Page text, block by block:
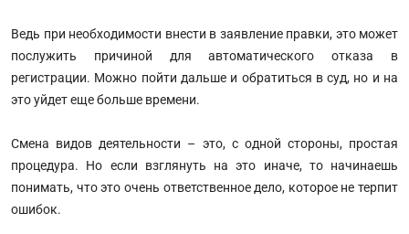
Ведь при необходимости внести в заявление правки, это может
послужить причиной для автоматического отказа в
регистрации. Можно пойти дальше и обратиться в суд, но и на
это уйдет еще больше времени.
Смена видов деятельности – это, с одной стороны, простая
процедура. Но если взглянуть на это иначе, то начинаешь
понимать, что это очень ответственное дело, которое не терпит
ошибок.